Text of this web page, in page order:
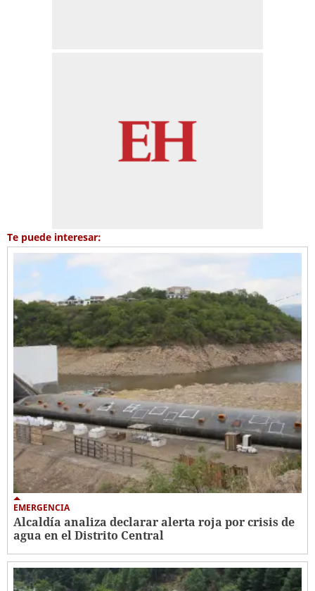
Te puede interesar:
EMERGENCIA
Alcaldía analiza declarar alerta roja por crisis de
agua en el Distrito Central